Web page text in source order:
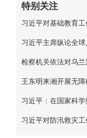
特别关注
习近平对基础教育
习近平主席纵论全
检察机关依法对乌
王东明来湘开展无
习近平：在国家科学
中国科协第十一次全
习近平对防汛救灾